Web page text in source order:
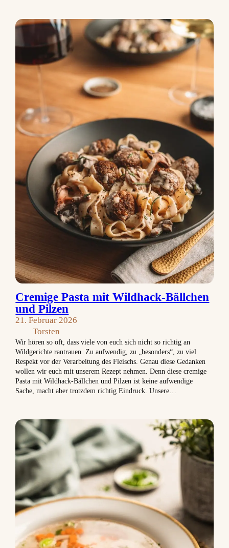
Cremige Pasta mit Wildhack-Bällchen
und Pilzen
21. Februar 2026
Torsten
Wir hören so oft, dass viele von euch sich nicht so richtig an
Wildgerichte rantrauen. Zu aufwendig, zu „besonders“, zu viel
Respekt vor der Verarbeitung des Fleischs. Genau diese Gedanken
wollen wir euch mit unserem Rezept nehmen. Denn diese cremige
Pasta mit Wildhack-Bällchen und Pilzen ist keine aufwendige
Sache, macht aber trotzdem richtig Eindruck. Unsere…